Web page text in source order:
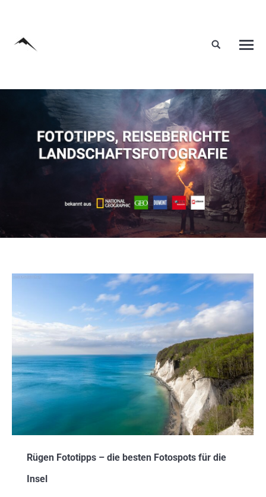
Rügen Fototipps – die besten Fotospots für die
Insel